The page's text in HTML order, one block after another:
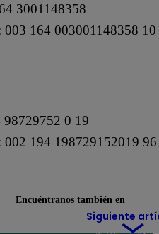
3001148358
164 003001148358 10
98729752 0 19
194 198729152019 96
Siguiente
Encuéntranos también en